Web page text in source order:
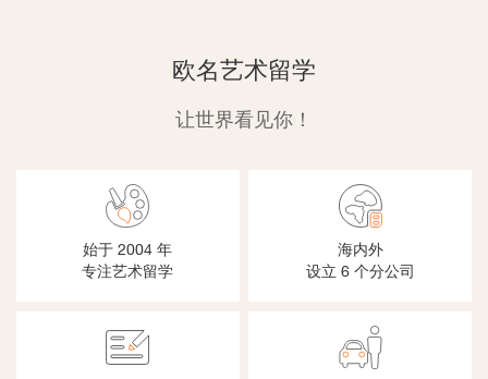
欧名艺术留学
让世界看见你！
始于 2004 年
专注艺术留学
海内外
设立 6 个分公司